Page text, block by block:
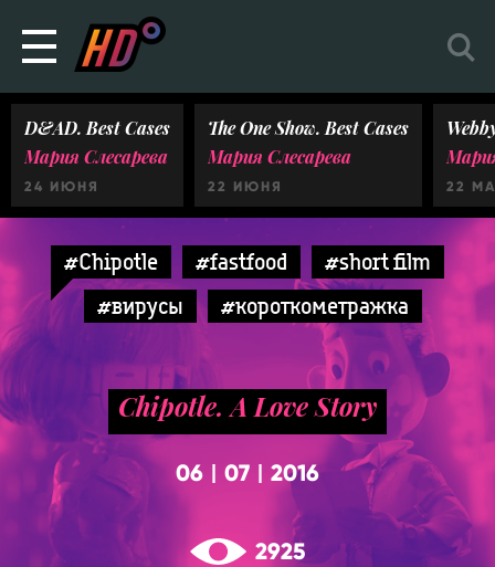
D&AD. Best Cases
Мария Слесарева
24 ИЮНЯ
The One Show. Best Cases
Мария Слесарева
22 ИЮНЯ 22
#Chipotle #fastfood
#short film
#вирусы
#короткометражка
Chipotle. A Love Story
06 07 2016
2925